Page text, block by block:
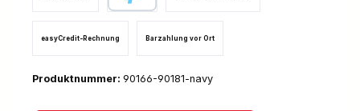
easyCredit-Rechnung Barzahlung vor Ort
Produktnummer: 90166-90181-navy